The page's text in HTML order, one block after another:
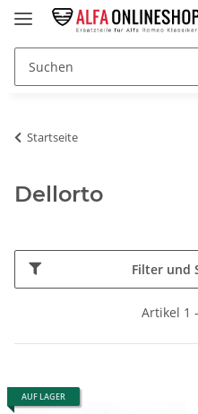
Startseite
Dellorto
Filter und
Artikel 1
AUF LAGER